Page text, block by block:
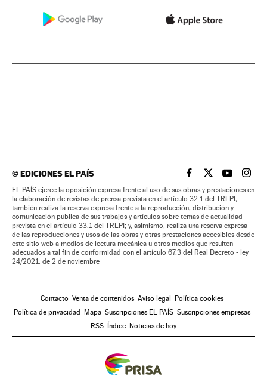
©EDICIONES EL PAÍS EL PAÍS BRASIL EN
EL PAÍSEL PAÍS
EL
EL PAÍS ejerce la oposición expresa frente al uso de sus obras y prestaciones en
la elaboración de revistas de prensa prevista en el artículo 32.1 del TRLPI;
también realiza la reserva expresa frente a la reproducción, distribución y
comunicación pública de sus trabajos y artículos sobre temas de actualidad
prevista en el artículo 33.1 del TRLPI; y, asimismo, realiza una reserva expresa
de las reproducciones y usos de las obras y otras prestaciones accesibles desde
este sitio web a medios de lectura mecánica u otros medios que resulten
adecuados a tal fin de conformidad con el artículo 67.3 del Real Decreto - ley
24/2021, de 2 de noviembre
Contacto Venta de contenidos Aviso legal Política cookies
Política de privacidad Mapa Suscripciones EL PAÍS Suscripciones empresas
RSS Índice Noticias de hoy